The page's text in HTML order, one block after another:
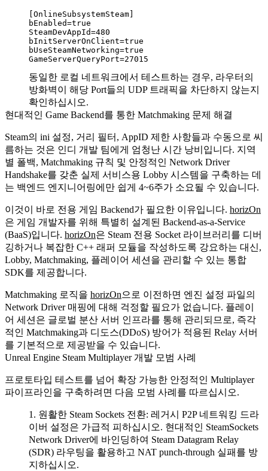
[OnlineSubsystemSteam]
bEnabled=true
SteamDevAppId=480
bInitServerOnClient=true
bUseSteamNetworking=true
동일한 로컬 네트워크에서 테스트하는 경우, 라우터의
방화벽이 해당 Port들의 UDP 트래픽을 차단하지 않는지
확인하십시오.
현대적인 Game Backend를 통한 Matchmaking 문제 해결
Steam의 ini 설정, 거리 필터, AppID 제한 사항들과 수동으로 씨
름하는 것은 인디 개발 팀에게 엄청난 시간 낭비입니다. 지역
별 폴백, Matchmaking 규칙 및 안정적인 Network Driver
Handshake를 갖춘 실제 서비스용 Lobby 시스템을 구축하는 데
는 백엔드 엔지니어링에만 쉽게 4~6주가 소요될 수 있습니다.
이것이 바로 전용 게임 Backend가 필요한 이유입니다. horizOn
은 게임 개발자를 위해 특별히 설계된 Backend-as-a-Service
(BaaS)입니다. horizOn은 Steam 전용 Socket 라이브러리를 디버
깅하거나 복잡한 C++ 래퍼 모듈을 작성하도록 강요하는 대신,
Lobby, Matchmaking, 플레이어 세션을 관리할 수 있는 통합
SDK를 제공합니다.
Matchmaking 로직을 horizOn으로 이전하면 엔진 설정 파일의
Network Driver 매핑에 대해 걱정할 필요가 없습니다. 플레이
어 세션은 글로벌 분산 서버 인프라를 통해 관리되므로, 즉각
적인 Matchmaking과 디도스(DDoS) 방어가 적용된 Relay 서버
를 기본적으로 제공받을 수 있습니다.
Unreal Engine Steam Multiplayer 개발 모범 사례
프로토타입 테스트를 넘어 확장 가능한 안정적인 Multiplayer
파이프라인을 구축하려면 다음 모범 사례를 따르십시오.
원활한 Steam Sockets 전환: 레거시 P2P 네트워킹 드라
이버 설정은 가급적 피하십시오. 현대적인 SteamSockets
Network Driver에 바인딩하여 Steam Datagram Relay
(SDR) 라우팅을 활용하고 NAT punch-through 실패를 방
지하십시오.